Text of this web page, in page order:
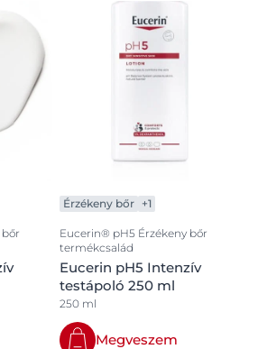
váljon.
termékcsaládot kifejezetten a
igényeinek megfelelően
Eucerin pH
visszaállítja a bőr optimális pH-
a bőr természetes
így a bőr ellenállóbb lesz a
szemben és az érzékenysége is
dexpanthenolt is tartalmaz,
Érzékeny bőr +1
Eucerin® pH5 Érzékeny bőr
termékcsalád
Eucerin pH5 Intenzív
testápoló 250 ml
250 ml
Megveszem